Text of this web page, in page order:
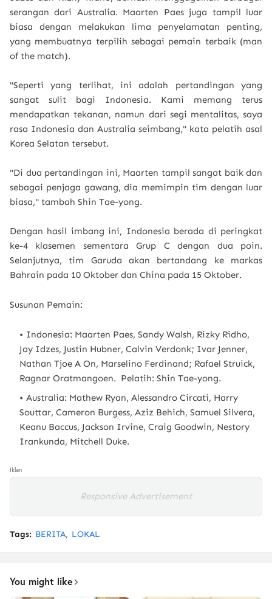
serangan dari Australia. Maarten Paes juga tampil luar
biasa dengan melakukan lima penyelamatan penting,
yang membuatnya terpilih sebagai pemain terbaik (man
of the match).
"Seperti yang terlihat, ini adalah pertandingan yang
sangat sulit bagi Indonesia. Kami memang terus
mendapatkan tekanan, namun dari segi mentalitas, saya
rasa Indonesia dan Australia seimbang," kata pelatih asal
Korea Selatan tersebut.
"Di dua pertandingan ini, Maarten tampil sangat baik dan
sebagai penjaga gawang, dia memimpin tim dengan luar
biasa," tambah Shin Tae-yong.
Dengan hasil imbang ini, Indonesia berada di peringkat
ke-4 klasemen sementara Grup C dengan dua poin.
Selanjutnya, tim Garuda akan bertandang ke markas
Bahrain pada 10 Oktober dan China pada 15 Oktober.
Susunan Pemain:
Indonesia: Maarten Paes, Sandy Walsh, Rizky Ridho,
Jay Idzes, Justin Hubner, Calvin Verdonk; Ivar Jenner,
Nathan Tjoe A On, Marselino Ferdinand; Rafael Struick,
Ragnar Oratmangoen. Pelatih: Shin Tae-yong.
Australia: Mathew Ryan, Alessandro Circati, Harry
Souttar, Cameron Burgess, Aziz Behich, Samuel Silvera,
Keanu Baccus, Jackson Irvine, Craig Goodwin, Nestory
Irankunda, Mitchell Duke.
Iklan
Responsive Advertisement
Tags: BERITA LOKAL
You might like